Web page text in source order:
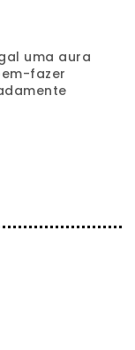
uma aura
fazer